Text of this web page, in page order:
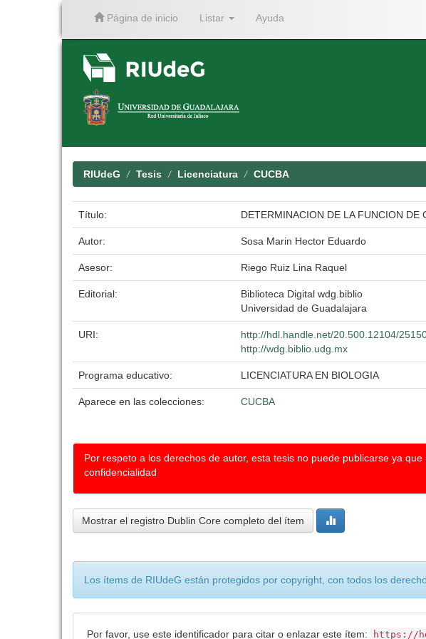
Página de inicio Listar Ayuda
RIUdeG Tesis Licenciatura CUCBA
Título: DETERMINACION DE LA FUNCION
Autor: Sosa Marin Hector Eduardo
Asesor: Riego Ruiz Lina Raquel
Editorial:
Biblioteca Digital wdg.biblio
Universidad de Guadalajara
URI:
http://hdl.handle.net/20.500.12104/
http://wdg.biblio.udg.mx
Programa educativo: LICENCIATURA EN BIOLOGIA
Aparece en las colecciones: CUCBA
Por respeto a los derechos de autor, esta tesis no puede publicarse ya
confidencialidad
Mostrar el registro Dublin Core completo del ítem
Los ítems de RIUdeG están protegidos por copyright, con todos los
Por favor, use este identificador para citar o enlazar este ítem: https://